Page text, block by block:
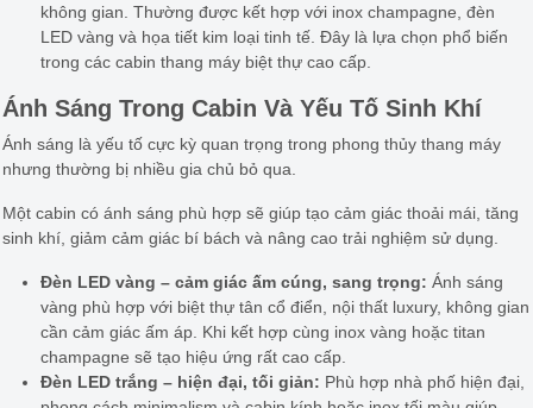
không gian. Thường được kết hợp với inox champagne, đèn
LED vàng và họa tiết kim loại tinh tế. Đây là lựa chọn phổ biến
trong các cabin thang máy biệt thự cao cấp.
Ánh Sáng Trong Cabin Và Yếu Tố Sinh Khí
Ánh sáng là yếu tố cực kỳ quan trọng trong phong thủy thang máy
nhưng thường bị nhiều gia chủ bỏ qua.
Một cabin có ánh sáng phù hợp sẽ giúp tạo cảm giác thoải mái, tăng
sinh khí, giảm cảm giác bí bách và nâng cao trải nghiệm sử dụng.
Đèn LED vàng – cảm giác ấm cúng, sang trọng: Ánh sáng
vàng phù hợp với biệt thự tân cổ điển, nội thất luxury, không gian
cần cảm giác ấm áp. Khi kết hợp cùng inox vàng hoặc titan
champagne sẽ tạo hiệu ứng rất cao cấp.
Đèn LED trắng – hiện đại, tối giản: Phù hợp nhà phố hiện đại,